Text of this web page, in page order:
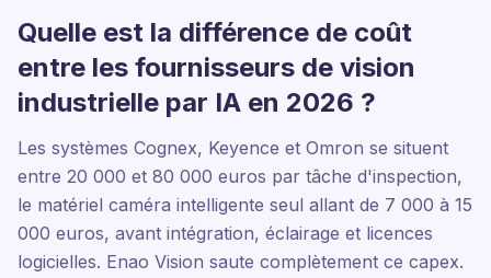
Quelle est la différence de coût
entre les fournisseurs de vision
industrielle par IA en 2026 ?
Les systèmes Cognex, Keyence et Omron se situent
entre 20 000 et 80 000 euros par tâche d'inspection,
le matériel caméra intelligente seul allant de 7 000 à 15
000 euros, avant intégration, éclairage et licences
logicielles. Enao Vision saute complètement ce capex.